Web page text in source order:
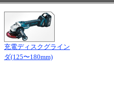
充電ディスクグライン
ダ(125〜180mm)